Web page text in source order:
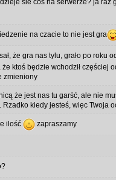
sie cos na serwerze? ja raz
na czacie to nie jest gra
że gra nas tylu, grało po roku
ktoś będzie wchodził częściej
zmieniony
że jest nas tu garść, ale nie
Rzadko kiedy jesteś, więc Twoja
ilość zapraszamy